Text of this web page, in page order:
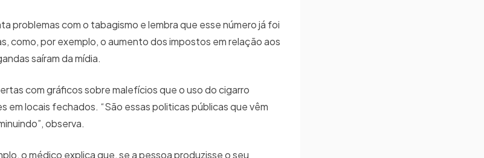
problemas com o tabagismo e lembra que esse número já foi
como, por exemplo, o aumento dos impostos em relação aos
saíram da mídia.
com gráficos sobre malefícios que o uso do cigarro
em locais fechados. “São essas politicas públicas que vêm
observa.
o médico explica que, se a pessoa produzisse o seu